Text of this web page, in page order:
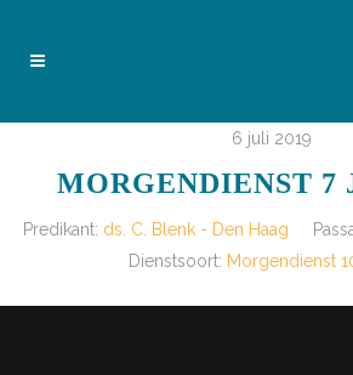
6 juli 2019
MORGENDIENST 7
Predikant: ds. C. Blenk - Den Haag
Dienstsoort: Morgendienst